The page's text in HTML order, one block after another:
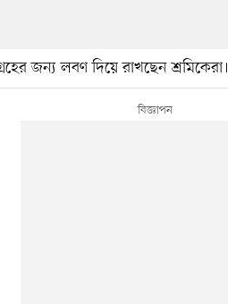
জন্য লবণ দিয়ে রাখছেন শ্রমিকেরা।